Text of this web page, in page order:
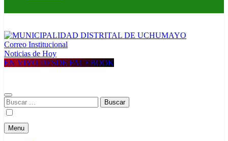
MUNICIPALIDAD DISTRITAL DE UCHUMAYO
Construyendo una nueva Historia
Correo Institucional
Noticias de Hoy
EN VIVO DESDE FACEBOOK
Buscar:
Menu